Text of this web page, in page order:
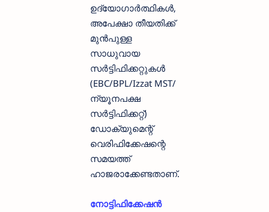
ഉദ്യോഗാർത്ഥികൾ,
അപേക്ഷാ തീയതിക്ക്
മുൻപുള്ള
സാധുവായ
സർട്ടിഫിക്കറ്റുകൾ
(EBC/BPL/Izzat MST/
ന്യൂനപക്ഷ
സർട്ടിഫിക്കറ്റ്)
ഡോക്യുമെന്റ്
വെരിഫിക്കേഷന്റെ
സമയത്ത്
ഹാജരാക്കേണ്ടതാണ്.
നോട്ടിഫിക്കേഷൻ